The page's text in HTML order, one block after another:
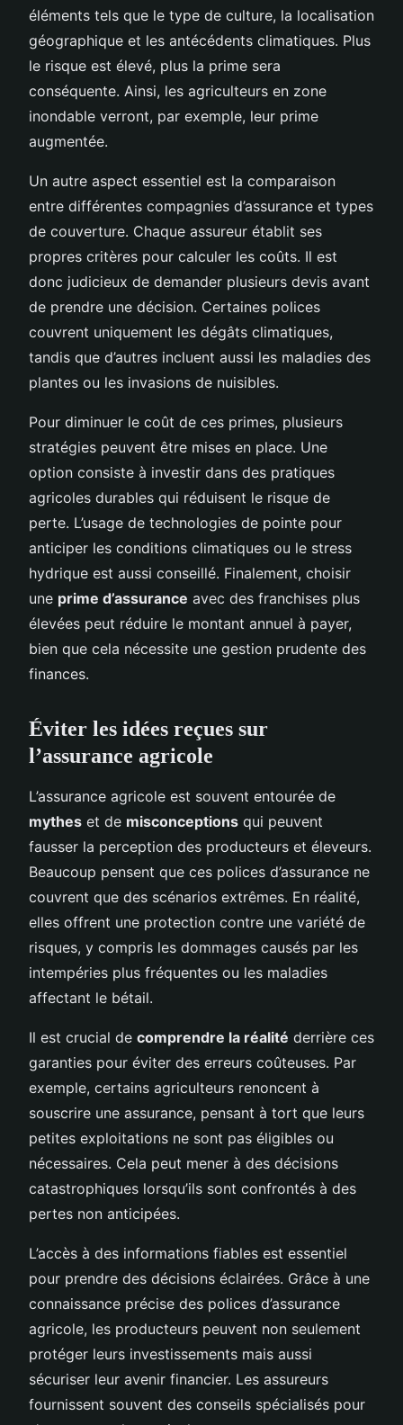
éléments tels que le type de culture, la localisation
géographique et les antécédents climatiques. Plus
le risque est élevé, plus la prime sera
conséquente. Ainsi, les agriculteurs en zone
inondable verront, par exemple, leur prime
augmentée.
Un autre aspect essentiel est la comparaison
entre différentes compagnies d’assurance et types
de couverture. Chaque assureur établit ses
propres critères pour calculer les coûts. Il est
donc judicieux de demander plusieurs devis avant
de prendre une décision. Certaines polices
couvrent uniquement les dégâts climatiques,
tandis que d’autres incluent aussi les maladies des
plantes ou les invasions de nuisibles.
Pour diminuer le coût de ces primes, plusieurs
stratégies peuvent être mises en place. Une
option consiste à investir dans des pratiques
agricoles durables qui réduisent le risque de
perte. L’usage de technologies de pointe pour
anticiper les conditions climatiques ou le stress
hydrique est aussi conseillé. Finalement, choisir
une prime d’assurance avec des franchises plus
élevées peut réduire le montant annuel à payer,
bien que cela nécessite une gestion prudente des
finances.
Éviter les idées reçues sur
l’assurance agricole
L’assurance agricole est souvent entourée de
mythes et de misconceptions qui peuvent
fausser la perception des producteurs et éleveurs.
Beaucoup pensent que ces polices d’assurance ne
couvrent que des scénarios extrêmes. En réalité,
elles offrent une protection contre une variété de
risques, y compris les dommages causés par les
intempéries plus fréquentes ou les maladies
affectant le bétail.
Il est crucial de comprendre la réalité derrière ces
garanties pour éviter des erreurs coûteuses. Par
exemple, certains agriculteurs renoncent à
souscrire une assurance, pensant à tort que leurs
petites exploitations ne sont pas éligibles ou
nécessaires. Cela peut mener à des décisions
catastrophiques lorsqu’ils sont confrontés à des
pertes non anticipées.
L’accès à des informations fiables est essentiel
pour prendre des décisions éclairées. Grâce à une
connaissance précise des polices d’assurance
agricole, les producteurs peuvent non seulement
protéger leurs investissements mais aussi
sécuriser leur avenir financier. Les assureurs
fournissent souvent des conseils spécialisés pour